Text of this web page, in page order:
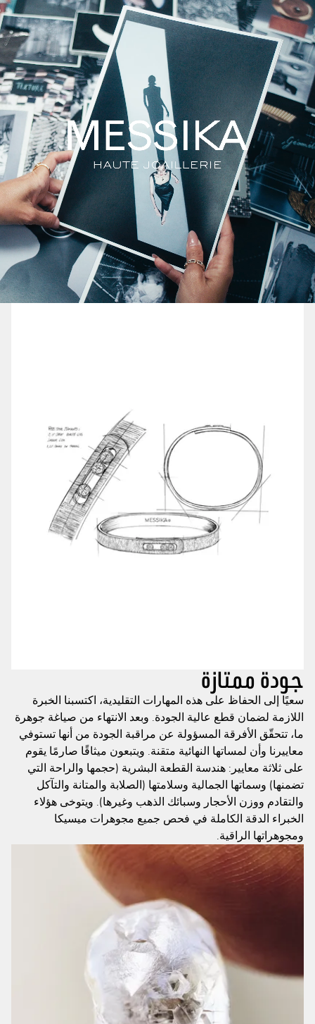
جودة ممتازة
سعيًا إلى الحفاظ على هذه المهارات التقليدية، اكتسبنا الخبرة
اللازمة لضمان قطع عالية الجودة. وبعد الانتهاء من صياغة جوهرة
ما، تتحقّق الأفرقة المسؤولة عن مراقبة الجودة من أنها تستوفي
معاييرنا وأن لمساتها النهائية متقنة. ويتبعون ميثاقًا صارمًا يقوم
على ثلاثة معايير: هندسة القطعة البشرية (حجمها والراحة التي
تضمنها) وسماتها الجمالية وسلامتها (الصلابة والمتانة والتآكل
والتقادم ووزن الأحجار وسبائك الذهب وغيرها). ويتوخى هؤلاء
الخبراء الدقة الكاملة في فحص جميع مجوهرات ميسيكا
ومجوهراتها الراقية.